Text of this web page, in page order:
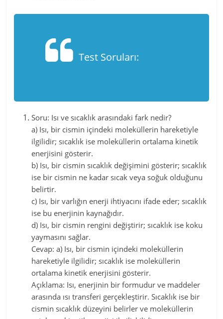
Test Soruları:
Soru: Isı ve sıcaklık arasındaki fark nedir?
a) Isı, bir cismin içindeki moleküllerin hareketiyle
ilgilidir; sıcaklık ise moleküllerin ortalama kinetik
enerjisini gösterir.
b) Isı, bir cismin sıcaklık değişimini gösterir; sıcaklık
ise bir cismin ne kadar sıcak veya soğuk olduğunu
belirtir.
c) Isı, bir varlığın enerji ihtiyacını ifade eder; sıcaklık
ise bu enerjinin kaynağıdır.
d) Isı, bir cismin rengini değiştirir; sıcaklık ise koku
yaymasını sağlar.
Cevap: a) Isı, bir cismin içindeki moleküllerin
hareketiyle ilgilidir; sıcaklık ise moleküllerin
ortalama kinetik enerjisini gösterir.
Açıklama: Isı, enerjinin bir formudur ve maddeler
arasında ısı transferi gerçekleştirir. Sıcaklık ise bir
cismin sıcaklık düzeyini belirler ve moleküllerin